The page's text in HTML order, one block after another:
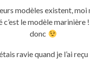
modèles existent, moi
c’est le modèle marinière
donc
ravie quand je l’ai reçu